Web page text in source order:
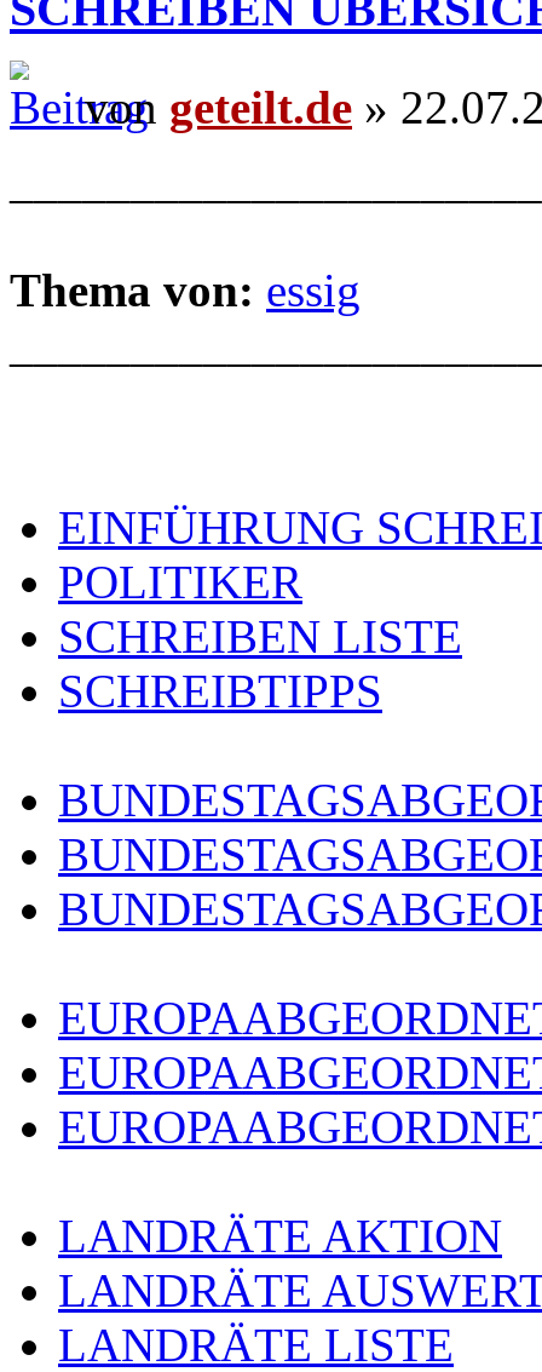
von geteilt.de »
Thema von: essig
EINFÜHRUNG
POLITIKER
SCHREIBEN LISTE
SCHREIBTIPPS
LANDRÄTE AKTION
LANDRÄTE
LANDRÄTE LISTE